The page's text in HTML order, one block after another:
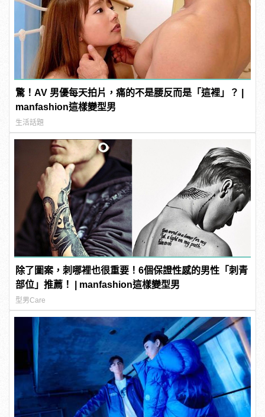
驚！AV 男優每天拍片，痛的不是腰反而是「這裡」？ |
manfashion這樣變型男
生活話題
除了圖案，刺哪裡也很重要！6個保證性感的男性「刺青
部位」推薦！ | manfashion這樣變型男
型男Care